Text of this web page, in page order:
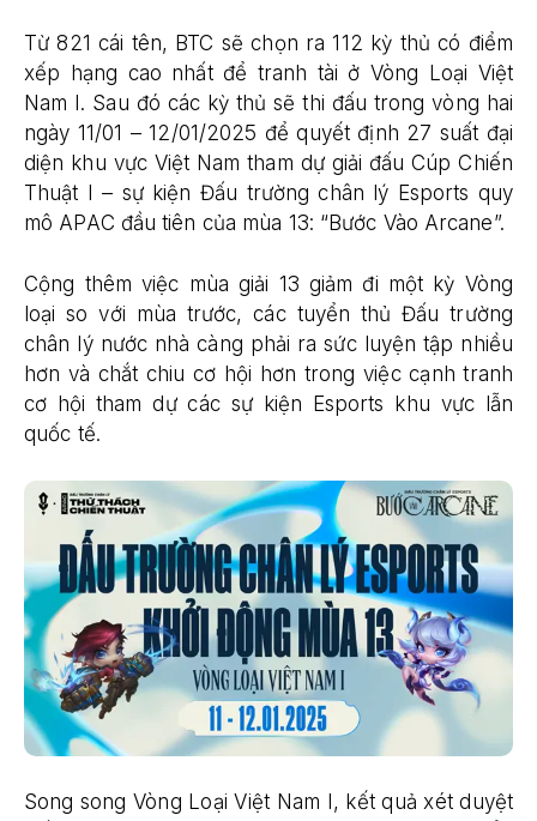
Từ 821 cái tên, BTC sẽ chọn ra 112 kỳ thủ có điểm
xếp hạng cao nhất để tranh tài ở Vòng Loại Việt
Nam I. Sau đó các kỳ thủ sẽ thi đấu trong vòng hai
ngày 11/01 – 12/01/2025 để quyết định 27 suất đại
diện khu vực Việt Nam tham dự giải đấu Cúp Chiến
Thuật I – sự kiện Đấu trường chân lý Esports quy
mô APAC đầu tiên của mùa 13: “Bước Vào Arcane”.
Cộng thêm việc mùa giải 13 giảm đi một kỳ Vòng
loại so với mùa trước, các tuyển thủ Đấu trường
chân lý nước nhà càng phải ra sức luyện tập nhiều
hơn và chắt chiu cơ hội hơn trong việc cạnh tranh
cơ hội tham dự các sự kiện Esports khu vực lẫn
quốc tế.
Song song Vòng Loại Việt Nam I, kết quả xét duyệt